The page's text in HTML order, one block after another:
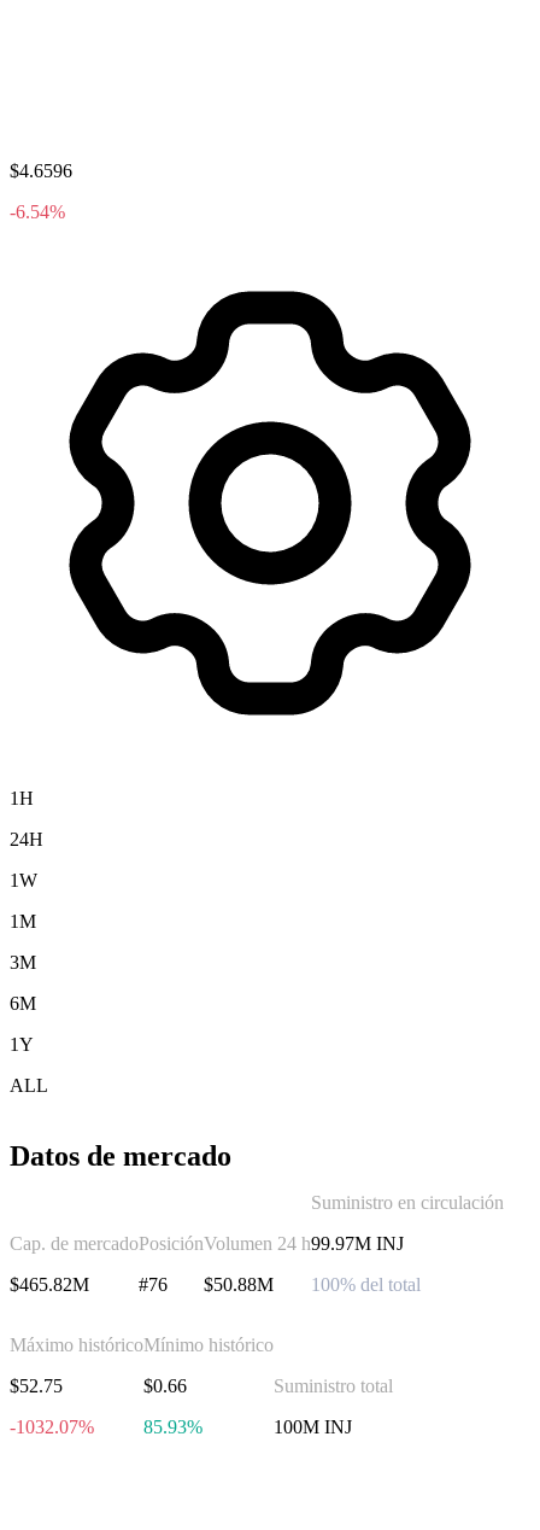
$4.6596
-6.54%
1H
24H
1W
1M
3M
6M
1Y
ALL
Datos de mercado
Cap. de mercado
$465.82M
Posición
#76
Volumen 24 h
$50.88M
Suministro en circulación
99.97M INJ
100% del total
Máximo histórico
$52.75
-1032.07%
Mínimo histórico
$0.66
85.93%
Suministro total
100M INJ